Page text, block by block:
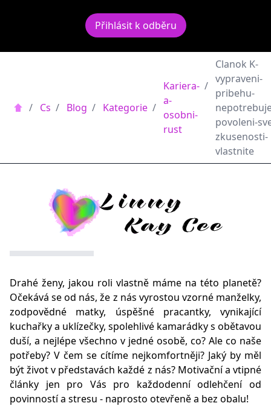
Přihlásit k odběru
/ Cs / Blog / Kategorie /
Kariera-
a-
osobni-
rust
/
Clanok K-
vypraveni-
pribehu-
povoleni-
zkusenosti-
vlastnite
Drahé ženy, jakou roli vlastně máme na této planetě?
Očekává se od nás, že z nás vyrostou vzorné manželky,
zodpovědné matky, úspěšné pracantky, vynikající
kuchařky a uklízečky, spolehlivé kamarádky s obětavou
duší, a nejlépe všechno v jedné osobě, co? Ale co naše
potřeby? V čem se cítíme nejkomfortněji? Jaký by měl
být život v představách každé z nás? Motivační a vtipné
články jen pro Vás pro každodenní odlehčení od
povinností a stresu - naprosto otevřeně a bez obalu!